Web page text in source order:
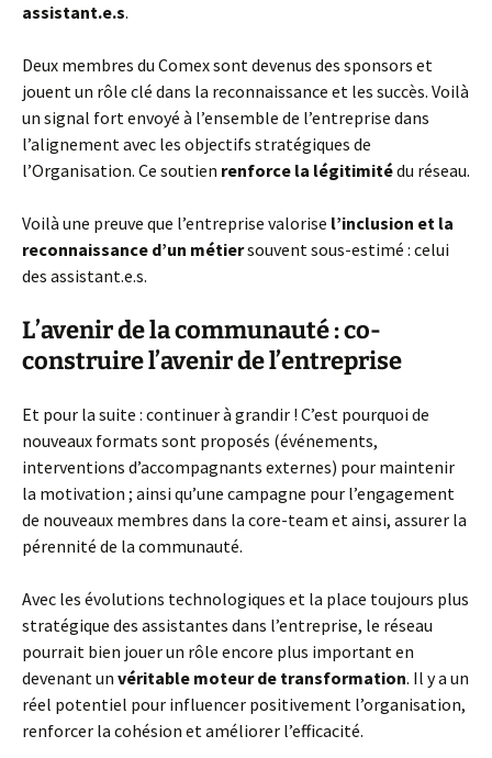
assistant.e.s.
Deux membres du Comex sont devenus des sponsors et
jouent un rôle clé dans la reconnaissance et les succès. Voilà
un signal fort envoyé à l’ensemble de l’entreprise dans
l’alignement avec les objectifs stratégiques de
l’Organisation. Ce soutien renforce la légitimitédu réseau.
Voilà une preuve que l’entreprise valorise l’inclusion et la
reconnaissance d’un métiersouvent sous-estimé : celui
des assistant.e.s.
L’avenir de la communauté :co-
construirel’avenir de l’entreprise
Et pour la suite : continuer à grandir ! C’est pourquoi de
nouveaux formats sont proposés (événements,
interventions d’accompagnants externes) pour maintenir
la motivation ; ainsi qu’une campagne pour l’engagement
de nouveaux membres dans la core-team et ainsi, assurer la
pérennité de la communauté.
Avec les évolutions technologiques et la place toujours plus
stratégique des assistantes dans l’entreprise, le réseau
pourrait bien jouer un rôle encore plus important en
devenant un véritable moteur de transformation. Il y a un
réel potentiel pour influencer positivement l’organisation,
renforcer la cohésion et améliorer l’efficacité.